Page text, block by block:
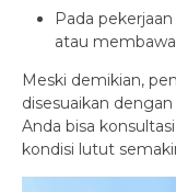
Pada
atau
Meski demikian,
disesuaikan
Anda bisa
kondisi lutut